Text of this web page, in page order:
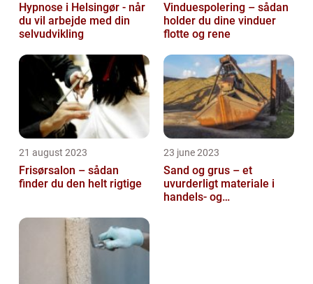
Hypnose i Helsingør - når
du vil arbejde med din
selvudvikling
Vinduespolering – sådan
holder du dine vinduer
flotte og rene
21 august 2023
Frisørsalon – sådan
finder du den helt rigtige
23 june 2023
Sand og grus – et
uvurderligt materiale i
handels- og